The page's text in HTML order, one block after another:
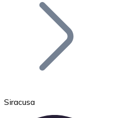
Bitcoin
Siracusa